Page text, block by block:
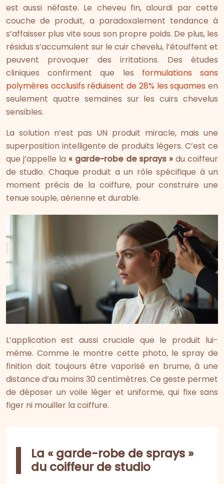
est aussi néfaste. Le cheveu fin, alourdi par cette
couche de produit, a paradoxalement tendance à
s’affaisser plus vite sous son propre poids. De plus, les
résidus s’accumulent sur le cuir chevelu, l’étouffent et
peuvent provoquer des irritations. Des études
cliniques confirment que les formulations sans
polymères occlusifs réduisent de 28% les squames en
seulement quatre semaines sur les cuirs chevelus
sensibles.
La solution n’est pas UN produit miracle, mais une
superposition intelligente de produits légers. C’est ce
que j’appelle la« garde-robe de sprays »du coiffeur
de studio. Chaque produit a un rôle spécifique à un
moment précis de la coiffure, pour construire une
tenue souple, aérienne et durable.
L’application est aussi cruciale que le produit lui-
même. Comme le montre cette photo, le spray de
finition doit toujours être vaporisé en brume, à une
distance d’au moins 30 centimètres. Ce geste permet
de déposer un voile léger et uniforme, qui fixe sans
figer ni mouiller la coiffure.
La « garde-robe de sprays »
du coiffeur de studio